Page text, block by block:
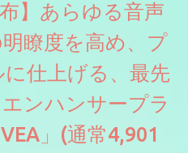
】あらゆる音声
瞭度を高め、プ
仕上げる、最先
ンハンサープラ
」(通常4,901